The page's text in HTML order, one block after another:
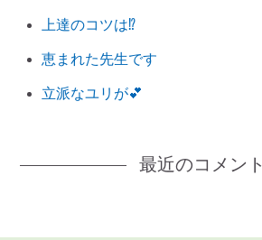
上達のコツは⁉︎
恵まれた先生です
立派なユリが💕
最近のコメント